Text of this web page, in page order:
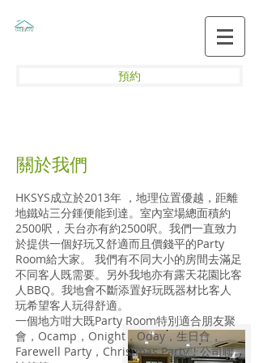
預約
關於我們
HKSYS成立於2013年 ，地理位置優越，距離
地鐵站三分鍾便能到達。室內室場總面積約
2500呎，天台亦有約2500呎。我們一直致力
於提供一個好玩又舒適而且價錢平的Party
Room給大家。 我們有不同大小的房間去滿足
不同客人既需要。另外我地亦有露天花園比客
人BBQ。我地會不斷添置好玩既器材比客人
玩希望客人玩得舒適。
一個地方咁大既Party Room特別適合朋友聚
會，Ocamp，Onight，Oday，生日會，
Farewell Party，Christmas Party，公司聯